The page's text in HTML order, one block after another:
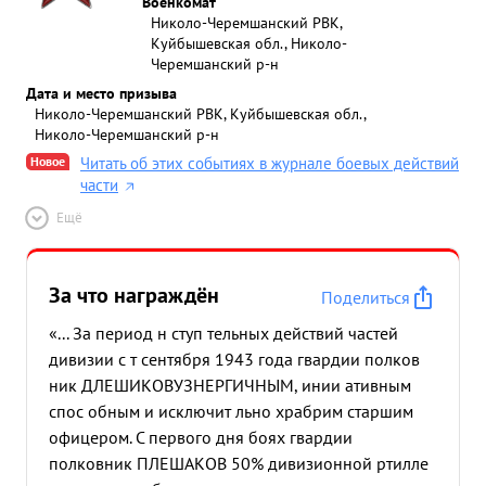
Николо-Черемшанский РВК,
Куйбышевская обл., Николо-
Черемшанский р-н
Дата и место призыва
Николо-Черемшанский РВК, Куйбышевская обл.,
Николо-Черемшанский р-н
Новое
Читать об этих событиях в журнале боевых действий
части
Ещё
За что награждён
Поделиться
«... За период н ступ тельных действий частей
дивизии с т сентября 1943 года гвардии полков
ник ДЛЕШИКОВУЗНЕРГИЧНЫМ, инии ативным
спос обным и исключит льно храбрим старшим
офицером. С первого дня боях гвардии
полковник ПЛЕШАКОВ 50% дивизионной ртилле